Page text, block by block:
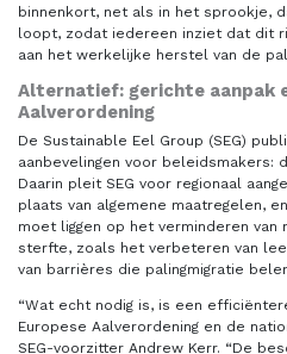
binnenkort, net als in het sprookje,
loopt, zodat iedereen inziet dat dit
aan het werkelijke herstel van de
Alternatief: gerichte aanpak
Aalverordening
De Sustainable Eel Group (SEG)
aanbevelingen voor beleidsmakers:
Daarin pleit SEG voor regionaal
plaats van algemene maatregelen,
moet liggen op het verminderen
sterfte, zoals het verbeteren van
van barrières die palingmigratie
“Wat echt nodig is, is een
Europese Aalverordening en de
SEG-voorzitter Andrew Kerr. “De